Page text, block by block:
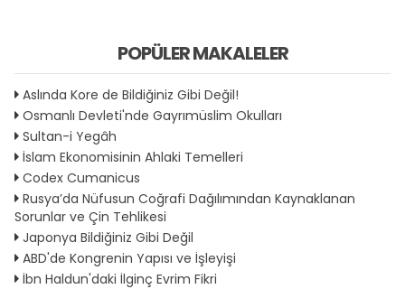
POPÜLER MAKALELER
Aslında Kore de Bildiğiniz Gibi Değil!
Osmanlı Devleti'nde Gayrımüslim Okulları
Sultan-i Yegâh
İslam Ekonomisinin Ahlaki Temelleri
Codex Cumanicus
Rusya’da Nüfusun Coğrafi Dağılımından Kaynaklanan
Sorunlar ve Çin Tehlikesi
Japonya Bildiğiniz Gibi Değil
ABD'de Kongrenin Yapısı ve İşleyişi
İbn Haldun'daki İlginç Evrim Fikri